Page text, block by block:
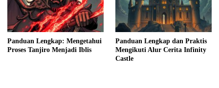
Panduan Lengkap: Mengetahui
Proses Tanjiro Menjadi Iblis
Panduan Lengkap dan Praktis
Mengikuti Alur Cerita Infinity
Castle